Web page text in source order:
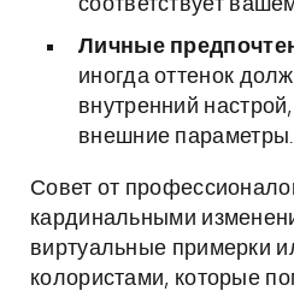
соответствует
Личные
иногда оттенок
внутренний
внешние параметры.
Совет от
кардинальными
виртуальные примерки
колористами, которые